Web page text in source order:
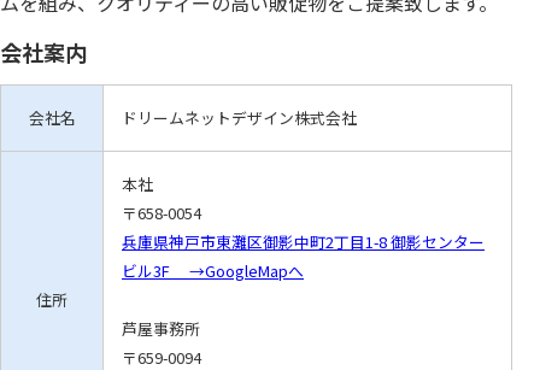
会社案内
会社名 ドリームネットデザイン株式会社
住所
本社
〒658-0054
兵庫県神戸市東灘区御影中町2丁目1-8 御影センター
ビル3F →GoogleMapへ
芦屋事務所
〒659-0094